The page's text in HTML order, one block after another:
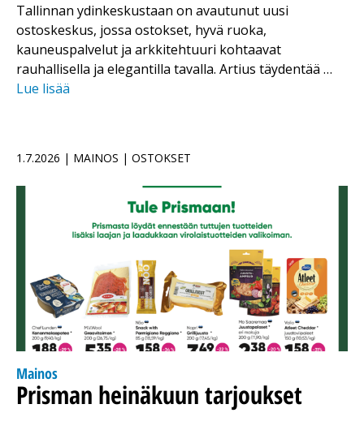
Tallinnan ydinkeskustaan on avautunut uusi
ostoskeskus, jossa ostokset, hyvä ruoka,
kauneuspalvelut ja arkkitehtuuri kohtaavat
rauhallisella ja elegantilla tavalla. Artius täydentää …
Lue lisää
1.7.2026 | MAINOS | OSTOKSET
Mainos
Prisman heinäkuun tarjoukset